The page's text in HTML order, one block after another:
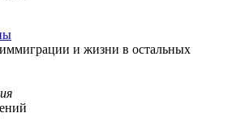
и жизни в остальных